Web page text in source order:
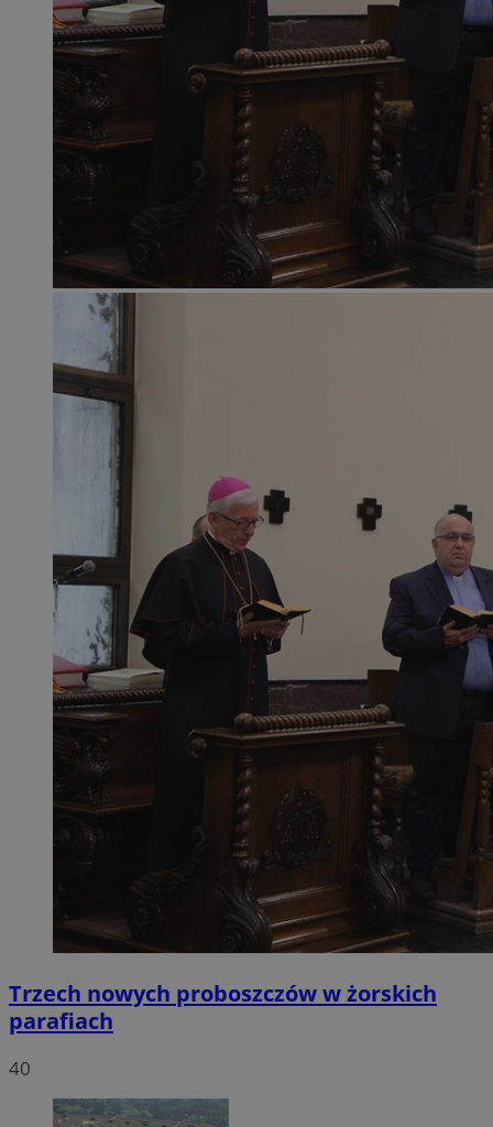
Trzech nowych proboszczów w żorskich
parafiach
40